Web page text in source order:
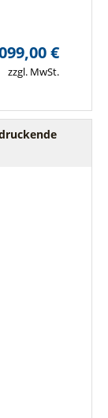
€
zzgl. MwSt.